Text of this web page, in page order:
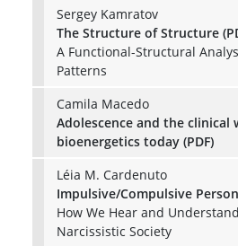
Sergey Kamratov
The Structure of Structure
A Functional-Structural
Patterns
Camila Macedo
Adolescence and the clinical
bioenergetics today (PDF)
Léia M. Cardenuto
Impulsive/Compulsive
How We Hear and
Narcissistic Society